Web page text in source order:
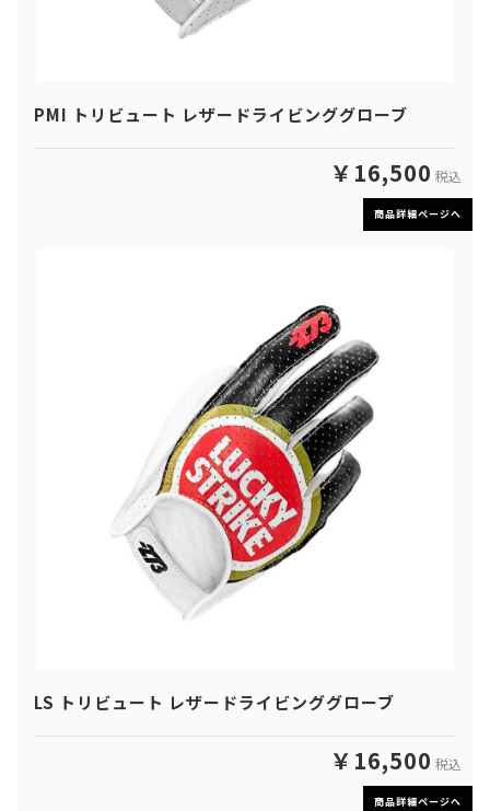
PMI トリビュート レザードライビンググローブ
￥16,500 税込
商品詳細ページへ
LS トリビュート レザードライビンググローブ
￥16,500 税込
商品詳細ページへ